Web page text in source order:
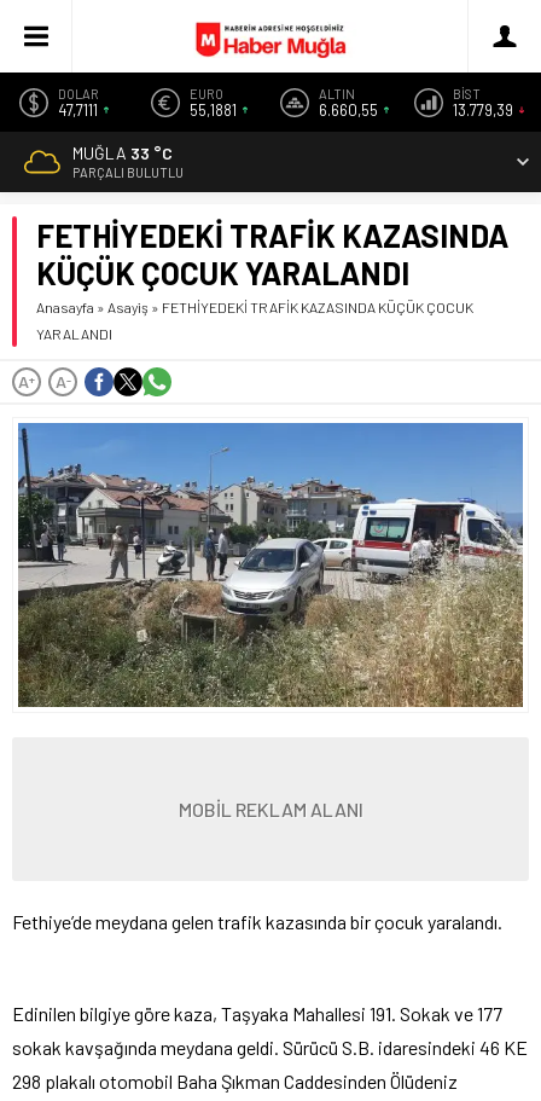
DOLAR
47,7111
EURO
55,1881
ALTIN
6.660,55
BİST
13.779,39
MUĞLA 33 °C
PARÇALI BULUTLU
FETHİYEDEKİ TRAFİK KAZASINDA
KÜÇÜK ÇOCUK YARALANDI
Anasayfa » Asayiş » FETHİYEDEKİ TRAFİK KAZASINDA KÜÇÜK ÇOCUK
YARALANDI
A+ A-
MOBİL REKLAM ALANI
Fethiye’de meydana gelen trafik kazasında bir çocuk yaralandı.
Edinilen bilgiye göre kaza, Taşyaka Mahallesi 191. Sokak ve 177
sokak kavşağında meydana geldi. Sürücü S.B. idaresindeki 46 KE
298 plakalı otomobil Baha Şıkman Caddesinden Ölüdeniz